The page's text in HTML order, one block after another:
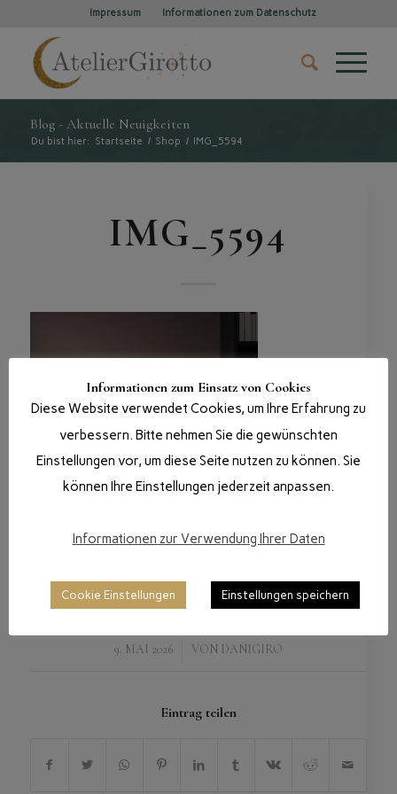
Impressum Informationen zum Datenschutz
Blog - Aktuelle Neuigkeiten
Du bist hier: Startseite / Shop / IMG_5594
IMG_5594
9. MAI 2026
/ VON DANIGIRO
Eintrag teilen
Informationen zum Einsatz von Cookies
Diese Website verwendet Cookies, um Ihre Erfahrung zu
verbessern. Bitte nehmen Sie die gewünschten
Einstellungen vor, um diese Seite nutzen zu können. Sie
können Ihre Einstellungen jederzeit anpassen.
Informationen zur Verwendung Ihrer Daten
Cookie Einstellungen Einstellungen speichern